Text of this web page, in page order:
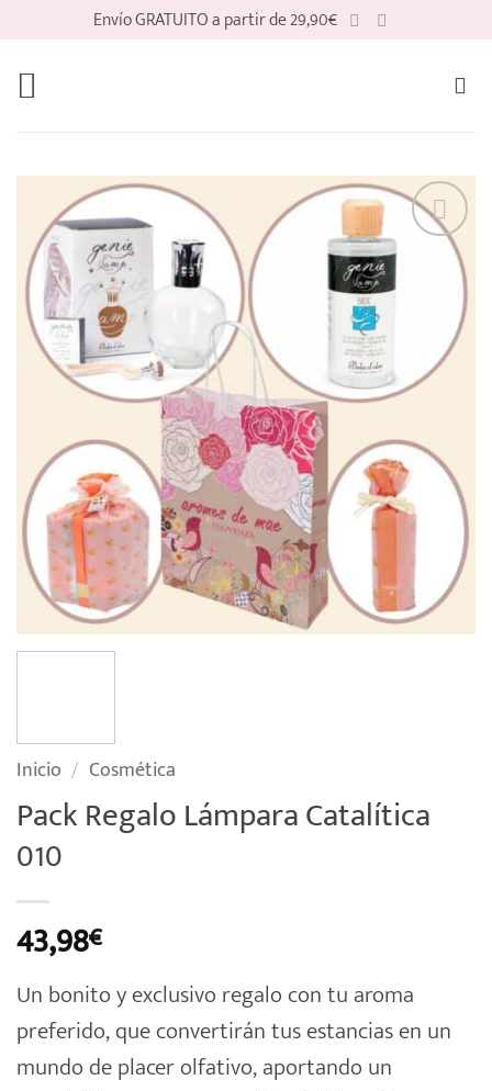
contenido
Envío GRATUITO a partir de 29,90€
Inicio / Cosmética
Pack Regalo Lámpara Catalítica
010
43,98€
Un bonito y exclusivo regalo con tu aroma
preferido, que convertirán tus estancias en un
mundo de placer olfativo, aportando un